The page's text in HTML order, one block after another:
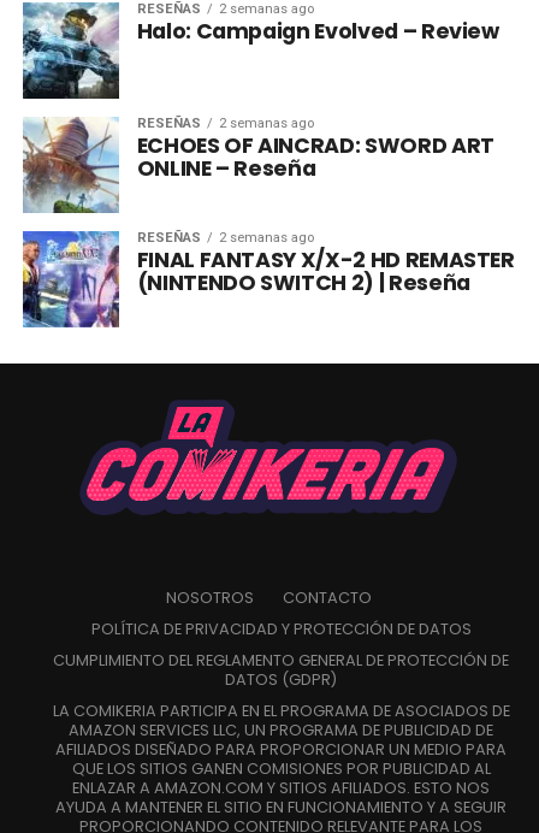
RESEÑAS 2 semanas ago
Halo: Campaign Evolved – Review
RESEÑAS 2 semanas ago
ECHOES OF AINCRAD: SWORD ART
ONLINE – Reseña
RESEÑAS 2 semanas ago
FINAL FANTASY X/X-2 HD REMASTER
(NINTENDO SWITCH 2) | Reseña
NOSOTROS
CONTACTO
POLÍTICA DE PRIVACIDAD Y PROTECCIÓN DE DATOS
CUMPLIMIENTO DEL REGLAMENTO GENERAL DE PROTECCIÓN DE
DATOS (GDPR)
LA COMIKERIA PARTICIPA EN EL PROGRAMA DE ASOCIADOS DE
AMAZON SERVICES LLC, UN PROGRAMA DE PUBLICIDAD DE
AFILIADOS DISEÑADO PARA PROPORCIONAR UN MEDIO PARA
QUE LOS SITIOS GANEN COMISIONES POR PUBLICIDAD AL
ENLAZAR A AMAZON.COM Y SITIOS AFILIADOS. ESTO NOS
AYUDA A MANTENER EL SITIO EN FUNCIONAMIENTO Y A SEGUIR
PROPORCIONANDO CONTENIDO RELEVANTE PARA LOS